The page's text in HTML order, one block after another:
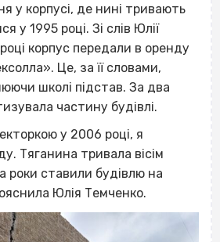
у корпусі, де нині тривають
у 1995 році. Зі слів Юлії
корпус передали в оренду
Це, за її словами,
школі підстав. За два
частину будівлі.
у 2006 році, я
Тяганина тривала вісім
роки ставили будівлю на
Юлія Темченко.